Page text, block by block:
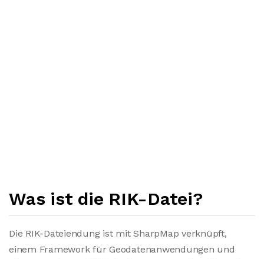
Was ist die RIK-Datei?
Die RIK-Dateiendung ist mit SharpMap verknüpft,
einem Framework für Geodatenanwendungen und